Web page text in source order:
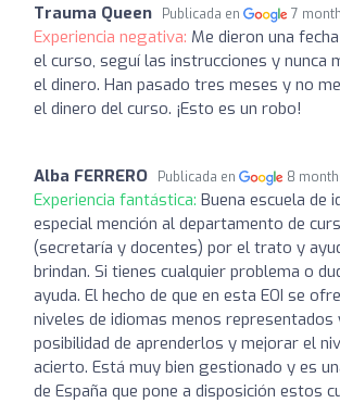
Trauma Queen Publicada en 7
Experiencia negativa: Me dieron una
el curso, seguí las instrucciones y nunca
el dinero. Han pasado tres meses y no
el dinero del curso. ¡Esto es un robo!
Alba FERRERO Publicada en 8
Experiencia fantástica: Buena escuela de
especial mención al departamento de
(secretaría y docentes) por el trato y
brindan. Si tienes cualquier problema o
ayuda. El hecho de que en esta EOI se
niveles de idiomas menos representados
posibilidad de aprenderlos y mejorar el
acierto. Está muy bien gestionado y es
de España que pone a disposición estos